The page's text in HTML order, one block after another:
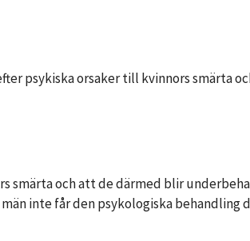
psykiska orsaker till kvinnors smärta
smärta och att de därmed blir
inte får den psykologiska behandling